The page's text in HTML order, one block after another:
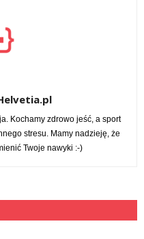
Kochamy zdrowo jeść, a sport
stresu. Mamy nadzieję, że
Twoje nawyki :-)